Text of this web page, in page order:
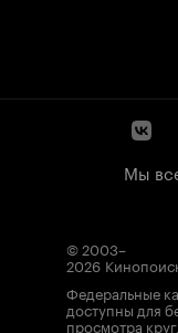
Мы
© 2003–
2026
Федеральные
доступны для
просмотра